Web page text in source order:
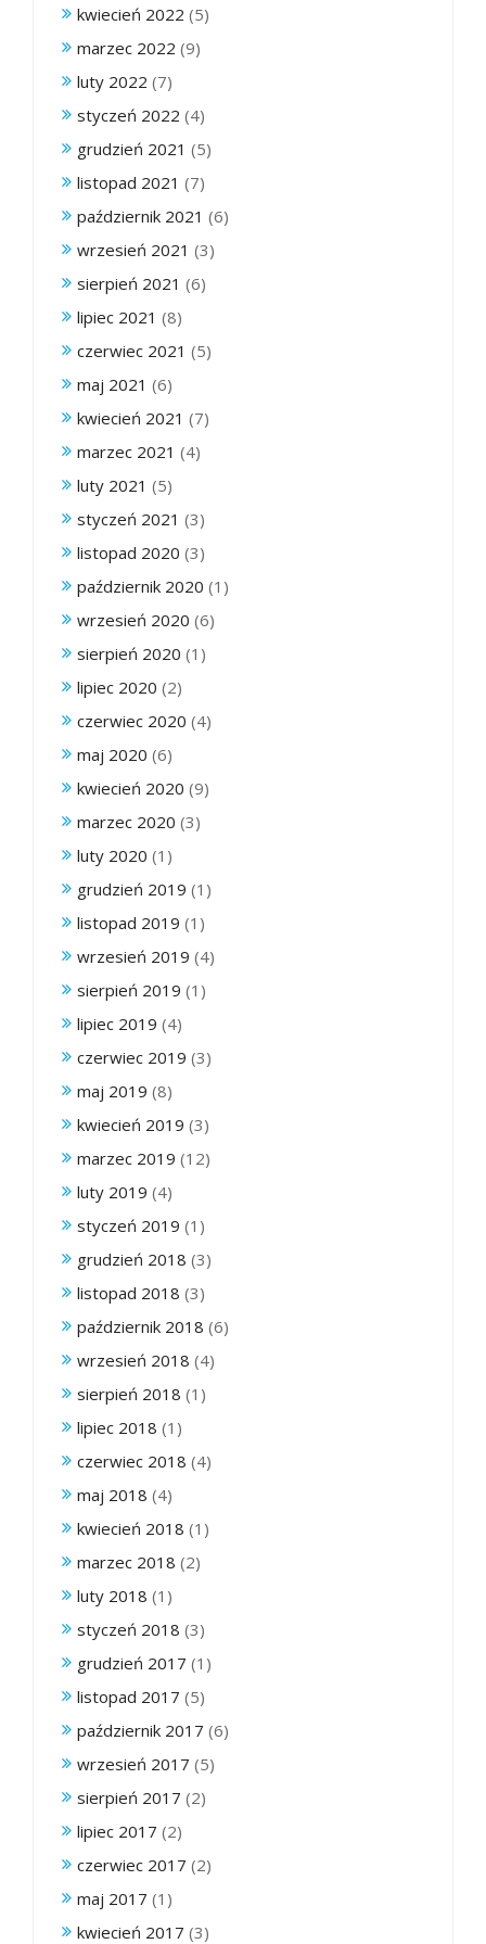
kwiecień 2022 (5)
marzec 2022 (9)
luty 2022 (7)
styczeń 2022 (4)
grudzień 2021 (5)
listopad 2021 (7)
październik 2021 (6)
wrzesień 2021 (3)
sierpień 2021 (6)
lipiec 2021 (8)
czerwiec 2021 (5)
maj 2021 (6)
kwiecień 2021 (7)
marzec 2021 (4)
luty 2021 (5)
styczeń 2021 (3)
listopad 2020 (3)
październik 2020 (1)
wrzesień 2020 (6)
sierpień 2020 (1)
lipiec 2020 (2)
czerwiec 2020 (4)
maj 2020 (6)
kwiecień 2020 (9)
marzec 2020 (3)
luty 2020 (1)
grudzień 2019 (1)
listopad 2019 (1)
wrzesień 2019 (4)
sierpień 2019 (1)
lipiec 2019 (4)
czerwiec 2019 (3)
maj 2019 (8)
kwiecień 2019 (3)
marzec 2019 (12)
luty 2019 (4)
styczeń 2019 (1)
grudzień 2018 (3)
listopad 2018 (3)
październik 2018 (6)
wrzesień 2018 (4)
sierpień 2018 (1)
lipiec 2018 (1)
czerwiec 2018 (4)
maj 2018 (4)
kwiecień 2018 (1)
marzec 2018 (2)
luty 2018 (1)
styczeń 2018 (3)
grudzień 2017 (1)
listopad 2017 (5)
październik 2017 (6)
wrzesień 2017 (5)
sierpień 2017 (2)
lipiec 2017 (2)
czerwiec 2017 (2)
maj 2017 (1)
kwiecień 2017 (3)